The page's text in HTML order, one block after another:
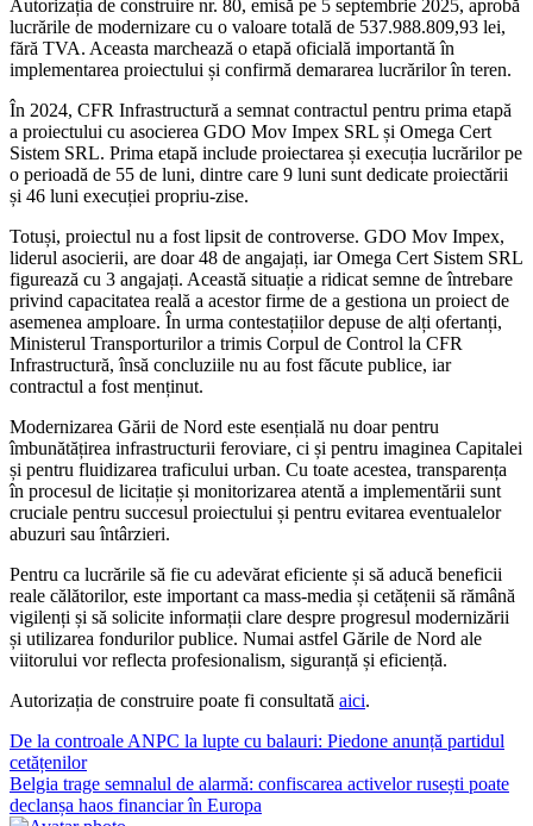
Autorizația de construire nr. 80, emisă pe 5 septembrie 2025, aprobă
lucrările de modernizare cu o valoare totală de 537.988.809,93 lei,
fără TVA. Aceasta marchează o etapă oficială importantă în
implementarea proiectului și confirmă demararea lucrărilor în teren.
În 2024, CFR Infrastructură a semnat contractul pentru prima etapă
a proiectului cu asocierea GDO Mov Impex SRL și Omega Cert
Sistem SRL. Prima etapă include proiectarea și execuția lucrărilor pe
o perioadă de 55 de luni, dintre care 9 luni sunt dedicate proiectării
și 46 luni execuției propriu-zise.
Totuși, proiectul nu a fost lipsit de controverse. GDO Mov Impex,
liderul asocierii, are doar 48 de angajați, iar Omega Cert Sistem SRL
figurează cu 3 angajați. Această situație a ridicat semne de întrebare
privind capacitatea reală a acestor firme de a gestiona un proiect de
asemenea amploare. În urma contestațiilor depuse de alți ofertanți,
Ministerul Transporturilor a trimis Corpul de Control la CFR
Infrastructură, însă concluziile nu au fost făcute publice, iar
contractul a fost menținut.
Modernizarea Gării de Nord este esențială nu doar pentru
îmbunătățirea infrastructurii feroviare, ci și pentru imaginea Capitalei
și pentru fluidizarea traficului urban. Cu toate acestea, transparența
în procesul de licitație și monitorizarea atentă a implementării sunt
cruciale pentru succesul proiectului și pentru evitarea eventualelor
abuzuri sau întârzieri.
Pentru ca lucrările să fie cu adevărat eficiente și să aducă beneficii
reale călătorilor, este important ca mass-media și cetățenii să rămână
vigilenți și să solicite informații clare despre progresul modernizării
și utilizarea fondurilor publice. Numai astfel Gările de Nord ale
viitorului vor reflecta profesionalism, siguranță și eficiență.
Autorizația de construire poate fi consultată aici.
Navigare
în
articole
De la controale ANPC la lupte cu balauri: Piedone anunță partidul
cetățenilor
Belgia trage semnalul de alarmă: confiscarea activelor rusești poate
declanșa haos financiar în Europa